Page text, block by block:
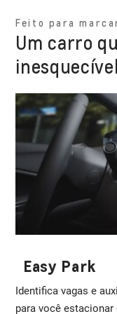
Feito para
Um carro
inesquecível
Easy Park
Identifica vagas e
para você